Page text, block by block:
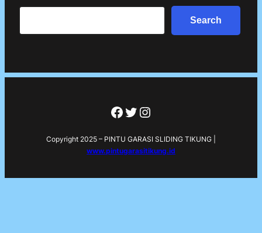
Search
Facebook
Twitter
Instagram
Copyright 2025 – PINTU GARASI SLIDING TIKUNG |
www.pintugarasitikung.id